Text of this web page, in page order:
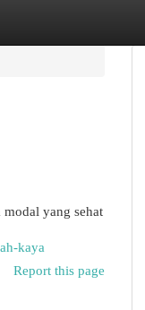
yang sehat
kaya
Report this page